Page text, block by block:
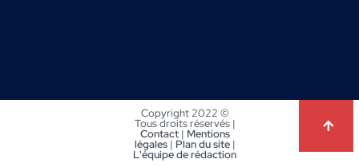
Copyright 2022 ©
Tous droits réservés |
Contact| Mentions
légales| Plan du site|
L'équipe de rédaction